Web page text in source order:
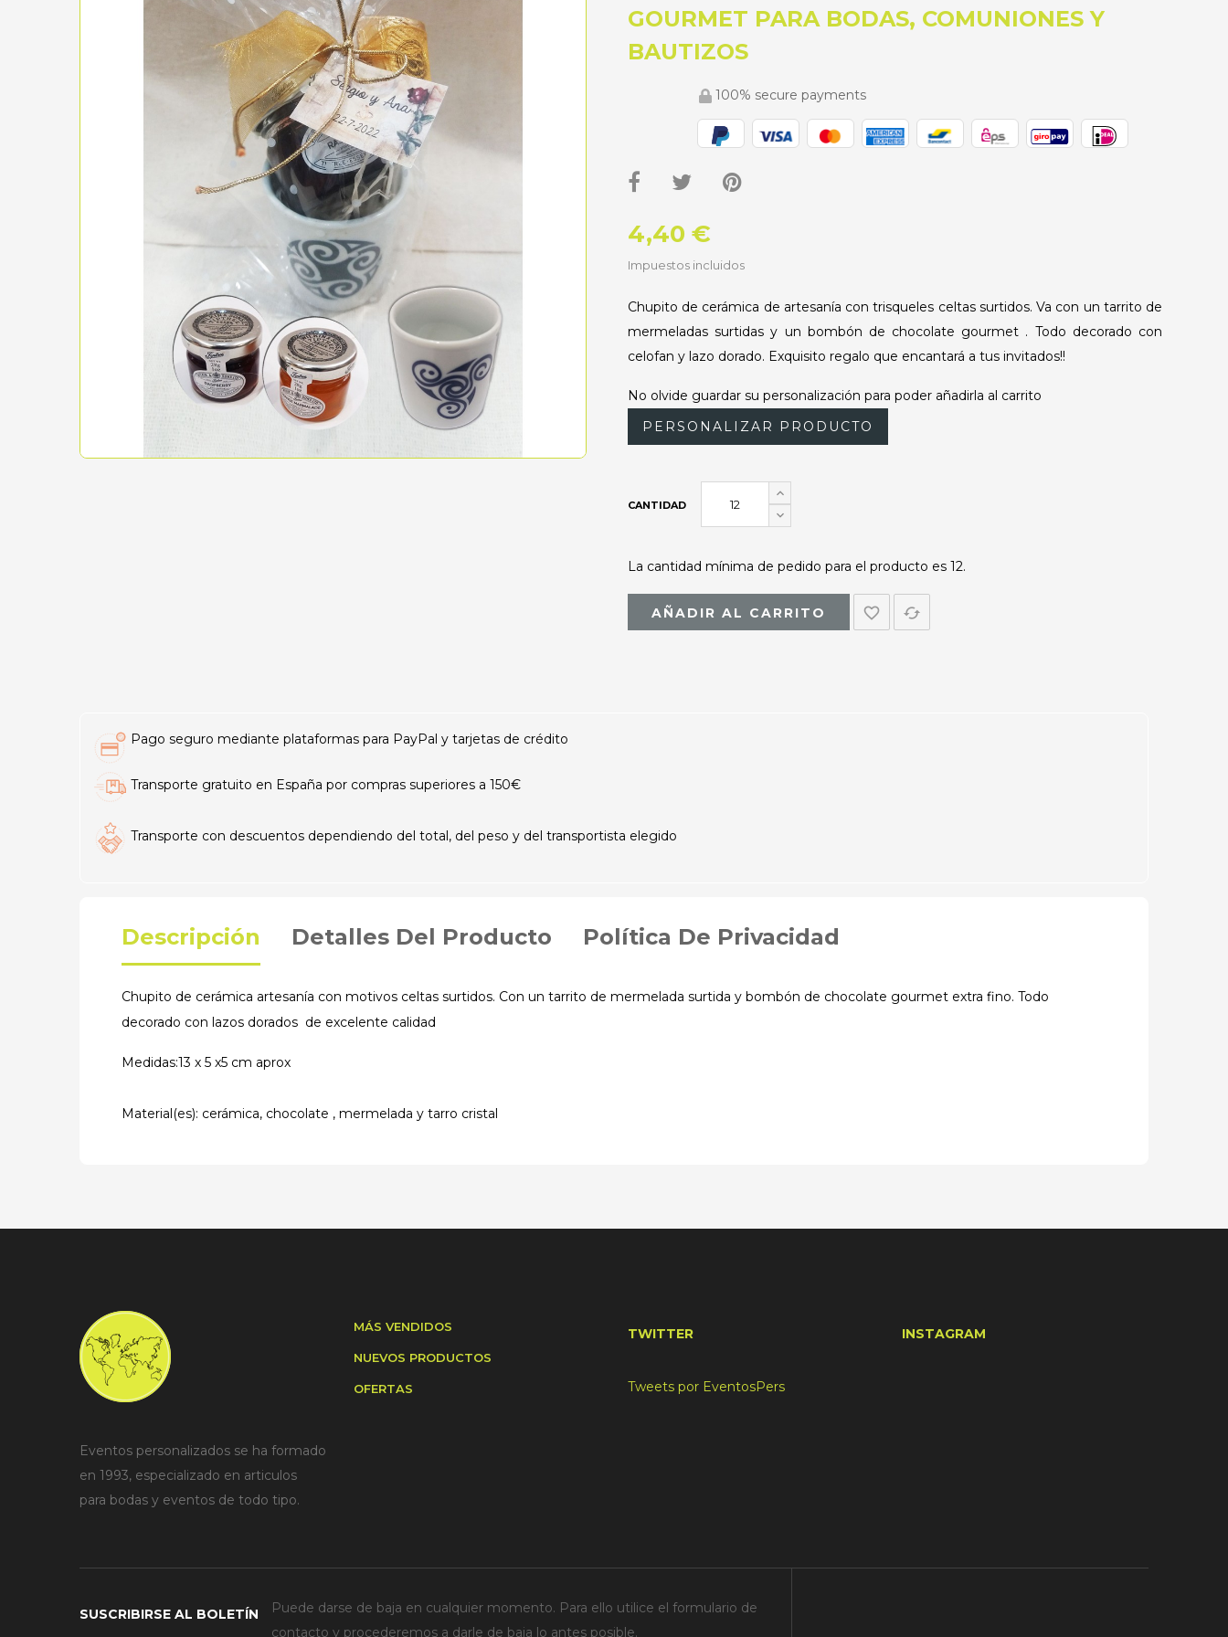
GOURMET PARA BODAS, COMUNIONES Y
BAUTIZOS
100% secure payments
4,40 €
Impuestos incluidos
Chupito de cerámica de artesanía con trisqueles celtas surtidos. Va con un tarrito de
mermeladas surtidas y un bombón de chocolate gourmet . Todo decorado con
celofan y lazo dorado. Exquisito regalo que encantará a tus invitados!!
No olvide guardar su personalización para poder añadirla al carrito
PERSONALIZAR PRODUCTO
CANTIDAD
La cantidad mínima de pedido para el producto es 12.
AÑADIR AL CARRITO favorite_border cached
Pago seguro mediante plataformas para PayPal y tarjetas de crédito
Transporte gratuito en España por compras superiores a 150€
Transporte con descuentos dependiendo del total, del peso y del transportista elegido
Descripción Detalles Del Producto Política De Privacidad
Chupito de cerámica artesanía con motivos celtas surtidos. Con un tarrito de mermelada surtida y bombón de chocolate gourmet extra fino. Todo
decorado con lazos dorados de excelente calidad
Medidas:13 x 5 x5 cm aprox
Material(es): cerámica, chocolate , mermelada y tarro cristal
Eventos personalizados se ha formado
en 1993, especializado en articulos
para bodas y eventos de todo tipo.
MÁS VENDIDOS
NUEVOS PRODUCTOS
OFERTAS
TWITTER
Tweets por EventosPers
INSTAGRAM
SUSCRIBIRSE AL BOLETÍN
Puede darse de baja en cualquier momento. Para ello utilice el formulario de
contacto y procederemos a darle de baja lo antes posible.